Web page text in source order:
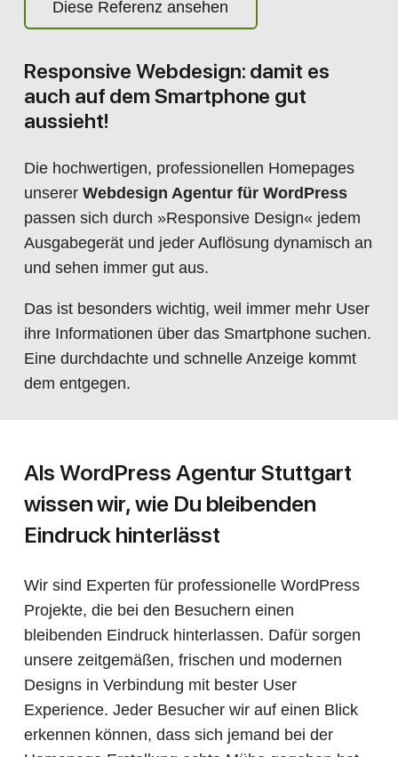
Diese Referenz ansehen
Responsive Webdesign: damit es
auch auf dem Smartphone gut
aussieht!
Die hochwertigen, professionellen Homepages
unserer Webdesign Agentur für WordPress
passen sich durch »Responsive Design« jedem
Ausgabegerät und jeder Auflösung dynamisch an
und sehen immer gut aus.
Das ist besonders wichtig, weil immer mehr User
ihre Informationen über das Smartphone suchen.
Eine durchdachte und schnelle Anzeige kommt
dem entgegen.
Als WordPress Agentur Stuttgart
wissen wir, wie Du bleibenden
Eindruck hinterlässt
Wir sind Experten für professionelle WordPress
Projekte, die bei den Besuchern einen
bleibenden Eindruck hinterlassen. Dafür sorgen
unsere zeitgemäßen, frischen und modernen
Designs in Verbindung mit bester User
Experience. Jeder Besucher wir auf einen Blick
erkennen können, dass sich jemand bei der